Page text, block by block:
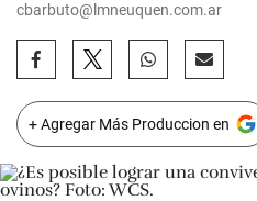
cbarbuto@lmneuquen.com.ar
+ Agregar Más Produccion en